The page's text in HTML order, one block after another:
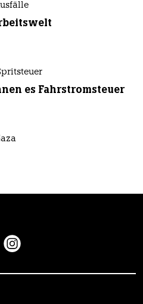
es Fahrstromsteuer